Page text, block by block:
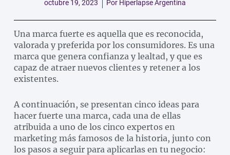
octubre 19, 2023 Por Hiperlapse Argentina
Una marca fuerte es aquella que es reconocida,
valorada y preferida por los consumidores. Es una
marca que genera confianza y lealtad, y que es
capaz de atraer nuevos clientes y retener a los
existentes.
A continuación, se presentan cinco ideas para
hacer fuerte una marca, cada una de ellas
atribuida a uno de los cinco expertos en
marketing más famosos de la historia, junto con
los pasos a seguir para aplicarlas en tu negocio: